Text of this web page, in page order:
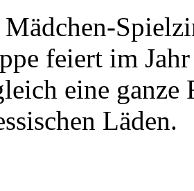
feiert im
eine ganze
Läden.